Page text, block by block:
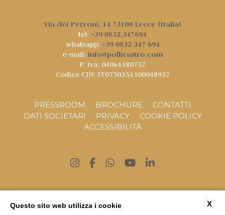
Via dei Perroni, 14 73100 Lecce (Italia)
tel: +39 0832.347694
whatsapp: +39 0832 347 694
e-mail: info@pollicastro.com
P. Iva: 04064180757
Codice CIN: IT075035A100048937
PRESSROOM BROCHURE
CONTATTI
DATI SOCIETARI
PRIVACY
COOKIE POLICY
ACCESSIBILITÀ
Ai sensi della legge 124/2017, si comunica che 1419
Torre del Parco srl ha ricevuto aiuti e contributi
X
Questo sito web utilizza i cookie